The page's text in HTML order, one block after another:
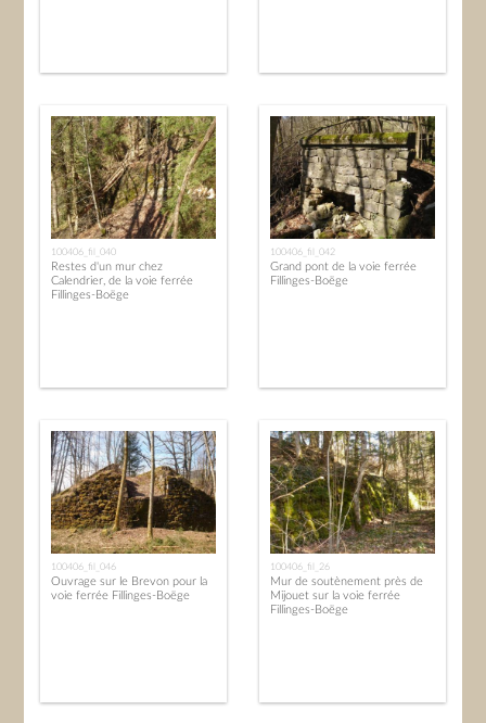
100406_fil_040
Restes d'un mur chez
Calendrier, de la voie ferrée
Fillinges-Boëge
100406_fil_042
Grand pont de la voie ferrée
Fillinges-Boëge
100406_fil_046
Ouvrage sur le Brevon pour la
voie ferrée Fillinges-Boëge
100406_fil_26
Mur de soutènement près de
Mijouet sur la voie ferrée
Fillinges-Boëge